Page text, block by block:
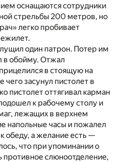
оснащаются сотрудники
стрельбы 200 метров, но
легко пробивает
один патрон. Потер им
в обойму. Отжал
в стоящую на
чего засунул пистолет в
пистолет оттягивал карман
к рабочему столу и
лежащих в верхнем
напольные часы и пожалел
обеду, а желание есть —
что при упоминании о
противное слюноотделение,